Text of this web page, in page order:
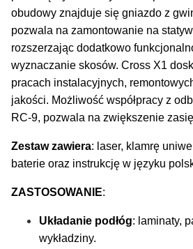
obudowy znajduje się gniazdo z
pozwala na zamontowanie na
rozszerzając dodatkowo
wyznaczanie skosów. Cross X1
pracach instalacyjnych,
jakości. Możliwość współpracy z
RC-9, pozwala na zwiększenie
Zestaw zawiera: laser, klamrę
baterie oraz instrukcję w języku
ZASTOSOWANIE:
Układanie podłóg: laminaty,
wykładziny.